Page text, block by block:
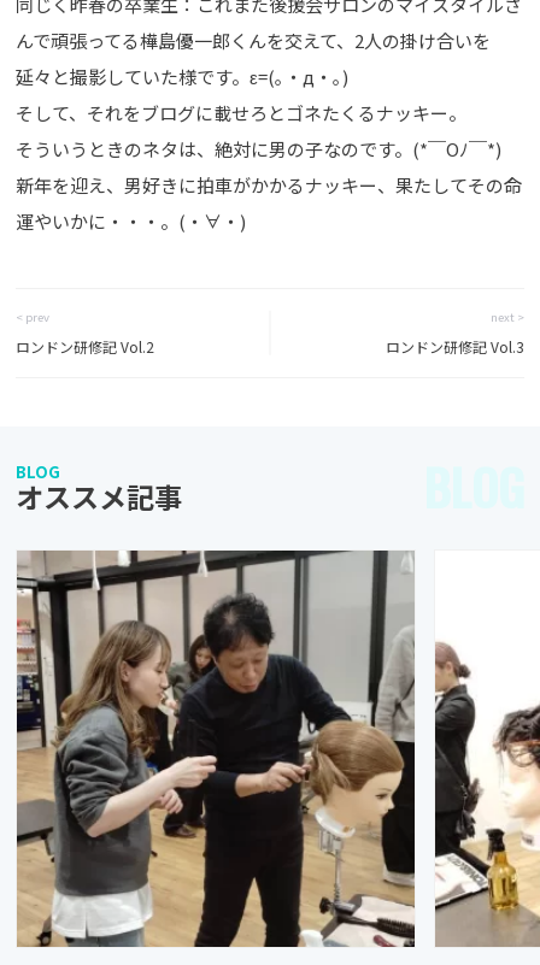
んで頑張ってる樺島優一郎くんを交えて、2人の掛け合いを
延々と撮影していた様です。ε=(｡・д・｡)
そして、それをブログに載せろとゴネたくるナッキー。
そういうときのネタは、絶対に男の子なのです。(*￣Oﾉ￣*)
新年を迎え、男好きに拍車がかかるナッキー、果たしてその命
運やいかに・・・。(・∀・)
< prev
ロンドン研修記 Vol.2
next >
ロンドン研修記 Vol.3
BLOG
オススメ記事